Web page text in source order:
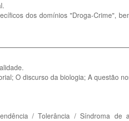
dos domínios "Droga-Crime",
O discurso da biologia; A questão
/ Tolerância / Síndroma de